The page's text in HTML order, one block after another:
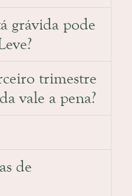
grávida pode
trimestre
vale a pena?
de